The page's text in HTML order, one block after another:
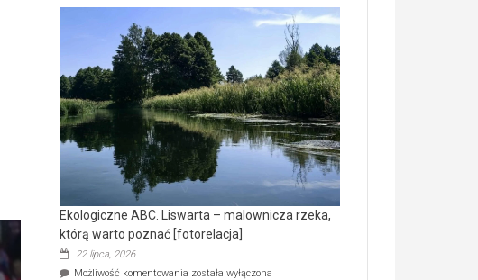
wśród
nietoperzy
[wideo]
Ekologiczne ABC. Liswarta – malownicza rzeka,
którą warto poznać [fotorelacja]
22 lipca, 2026
Możliwość komentowania Ekologiczne
została wyłączona